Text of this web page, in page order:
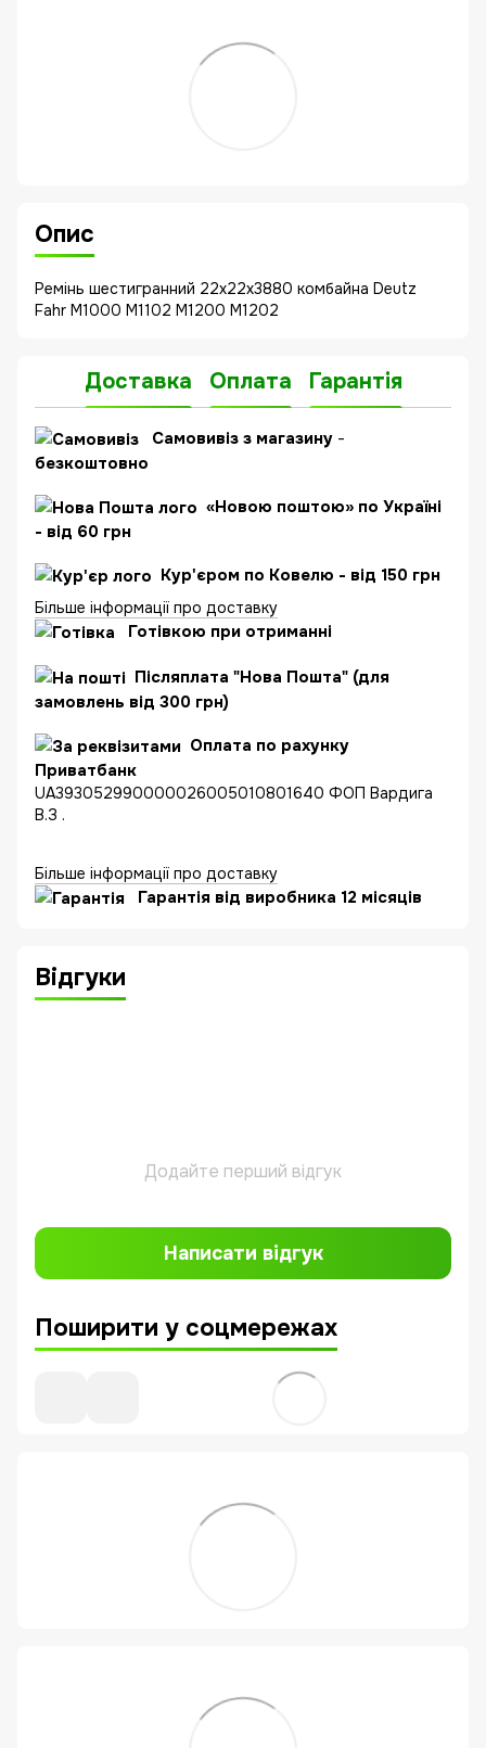
Опис
Ремінь шестигранний 22x22x3880 комбайна Deutz
Fahr M1000 M1102 M1200 M1202
Доставка Оплата Гарантія
Самовивіз з магазину -
безкоштовно
«Новою поштою» по Україні
- від 60 грн
Кур'єром по Ковелю - від 150 грн
Більше інформації про доставку
Готівкою при отриманні
Післяплата "Нова Пошта" (для
замовлень від 300 грн)
Оплата по рахунку
Приватбанк
UA393052990000026005010801640 ФОП Вардига
В.З .
Більше інформації про доставку
Гарантія від виробника 12 місяців
Відгуки
Додайте перший відгук
Написати відгук
Поширити у соцмережах